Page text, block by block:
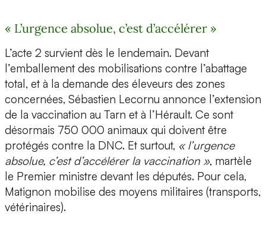
« L’urgence absolue, c’est d’accélérer »
L’acte 2 survient dès le lendemain. Devant
l’emballement des mobilisations contre l’abattage
total, et à la demande des éleveurs des zones
concernées, Sébastien Lecornu annonce l’extension
de la vaccination au Tarn et à l’Hérault. Ce sont
désormais 750 000 animaux qui doivent être
protégés contre la DNC. Et surtout, « l’urgence
absolue, c’est d’accélérer la vaccination », martèle
le Premier ministre devant les députés. Pour cela,
Matignon mobilise des moyens militaires (transports,
vétérinaires).